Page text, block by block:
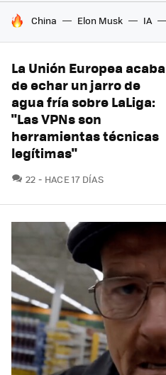
HOY SE HABLA DE
China Elon Musk IA
La Unión Europea acaba
de echar un jarro de
agua fría sobre LaLiga:
"Las VPNs son
herramientas técnicas
legítimas"
22 COMENTARIOS
HACE 17 DÍAS